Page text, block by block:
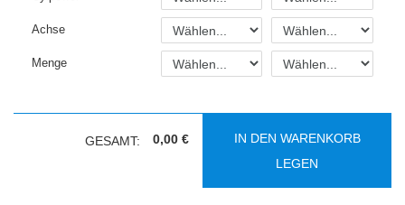
Achse
Menge
GESAMT: 0,00 €
IN DEN WARENKORB
LEGEN